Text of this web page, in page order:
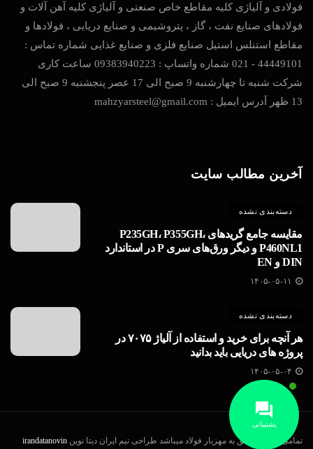
فولادی و آلیاژی کلیه مقاطع خاص صنعتی و آلیاژی کلیه آهن آلات و
فولادهای صنایع نفت ، گاز ، پتروشیمی و صنایع دریایی ، فولادها و
مقاطع استنلس استیل صنایع فلزی و صنایع غذایی شماره تماس :
44449101 - 021 شماره واتساپ : 09383940223 ساعت کاری
شرکت شنبه تا چهارشنبه 9 صبح الی 17 عصر پنجشنبه 9 صبح الی
13 ظهر آدرس ایمیل : mahzyarsteel@gmail.com
آخرین مطالب سایت
دسته‌بندی نشده
مقایسه جامع گریدهای P235GH، P355GH،
P460NL1 و دیگر ورق‌های سری P در استاندارد
DIN و EN
۱۴۰۵-۰۵-۱۱
دسته‌بندی نشده
هر آنچه برای خرید و استفاده از آلیاژ ۷۰۷۵ در
پروژه های دریایی باید بدانید
۱۴۰۵-۰۵-۰۴
تمامی حقوق متعلق به مهزیار فولاد میباشد طراحی تیم ایران دیتا نوین irandatanovin
پشتیبانی